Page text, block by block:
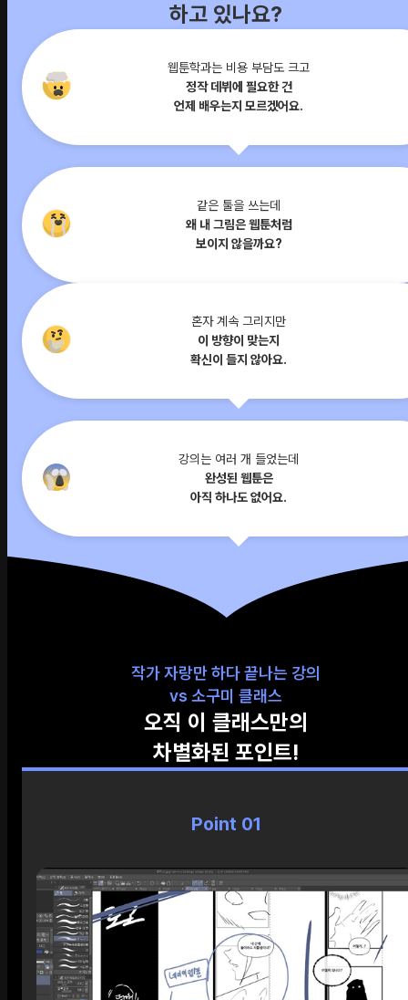
하고 있나요?
웹툰학과는 비용 부담도 크고
정작 데뷔에 필요한 건
언제 배우는지 모르겠어요.
같은 툴을 쓰는데
왜 내 그림은 웹툰처럼
보이지 않을까요?
혼자 계속 그리지만
이 방향이 맞는지
확신이 들지 않아요.
강의는 여러 개 들었는데
완성된 웹툰은
아직 하나도 없어요.
작가 자랑만 하다 끝나는 강의
vs 소구미 클래스
오직 이 클래스만의
차별화된 포인트!
Point 01